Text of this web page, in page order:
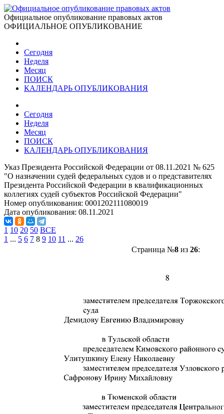
Официальное опубликование правовых актов
ОФИЦИАЛЬНОЕ ОПУБЛИКОВАНИЕ
Сегодня
Неделя
Месяц
ПОИСК
КАЛЕНДАРЬ ОПУБЛИКОВАНИЯ
Сегодня
Неделя
Месяц
ПОИСК
КАЛЕНДАРЬ ОПУБЛИКОВАНИЯ
Указ Президента Российской Федерации от 08.11.2021 № 625
"О назначении судей федеральных судов и о представителях
Президента Российской Федерации в квалификационных
коллегиях судей субъектов Российской Федерации"
Номер опубликования: 0001202111080019
Дата опубликования: 08.11.2021
1 10 20 50 ВСЕ
1 ... 5 6 7 8 9 10 11 ... 26
Страница №8из 26: